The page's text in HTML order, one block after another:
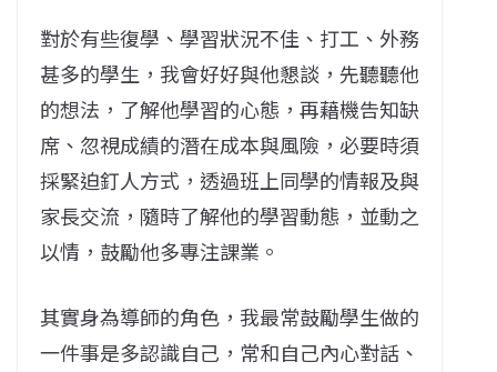
對於有些復學、學習狀況不佳、打工、外務
甚多的學生，我會好好與他懇談，先聽聽他
的想法，了解他學習的心態，再藉機告知缺
席、忽視成績的潛在成本與風險，必要時須
採緊迫釘人方式，透過班上同學的情報及與
家長交流，隨時了解他的學習動態，並動之
以情，鼓勵他多專注課業。
其實身為導師的角色，我最常鼓勵學生做的
一件事是多認識自己，常和自己內心對話、